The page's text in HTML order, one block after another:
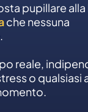
pupillare
che nessuna
reale,
o qualsiasi